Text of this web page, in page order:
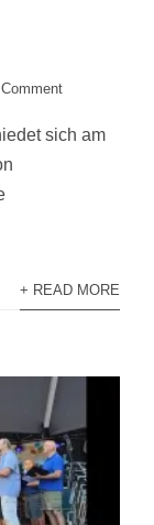
sich am
+ READ MORE